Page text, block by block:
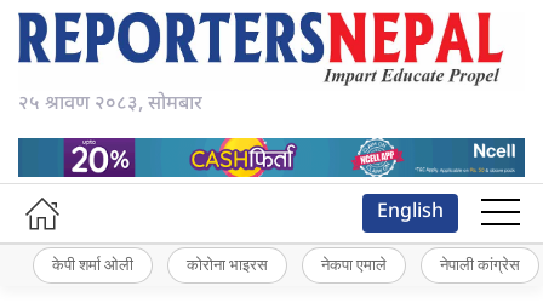
२५ श्रावण २०८३, सोमबार
English
केपी शर्मा ओली कोरोना भाइरस नेकपा एमाले नेपाली कांग्रेस